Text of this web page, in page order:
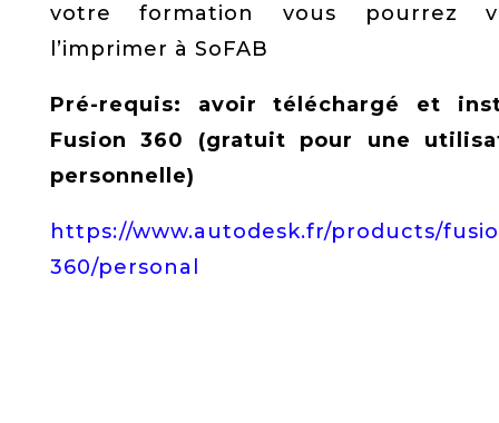
votre formation vous pourrez
l’imprimer à SoFAB
Pré-requis: avoir téléchargé et
Fusion 360 (gratuit pour une
personnelle)
https://www.autodesk.fr/products/
360/personal